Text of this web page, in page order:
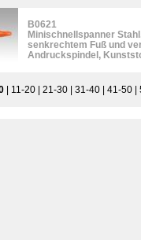
B0621
Minischnellspanner
senkrechtem Fuß und
Andruckspindel,
11-20 21-30 31-40 41-50